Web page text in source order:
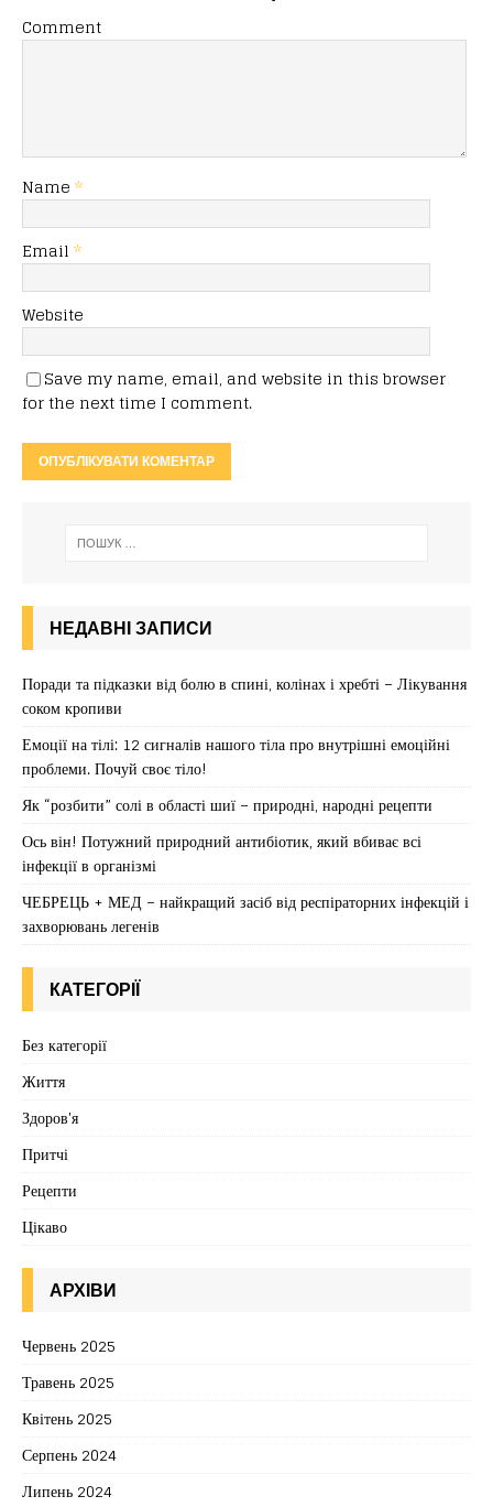
Comment
Name *
Email *
Website
Save my name, email, and website in this browser
for the next time I comment.
НЕДАВНІ ЗАПИСИ
Поради та підказки від болю в спині, колінах і хребті – Лікування
соком кропиви
Емоції на тілі: 12 сигналів нашого тіла про внутрішні емоційні
проблеми. Почуй своє тіло!
Як “розбити” солі в області шиї – природні, народні рецепти
Ось він! Потужний природний антибіотик, який вбиває всі
інфекції в організмі
ЧЕБРЕЦЬ + МЕД – найкращий засіб від респіраторних інфекцій і
захворювань легенів
КАТЕГОРІЇ
Без категорії
Життя
Здоров'я
Притчі
Рецепти
Цікаво
АРХІВИ
Червень 2025
Травень 2025
Квітень 2025
Серпень 2024
Липень 2024